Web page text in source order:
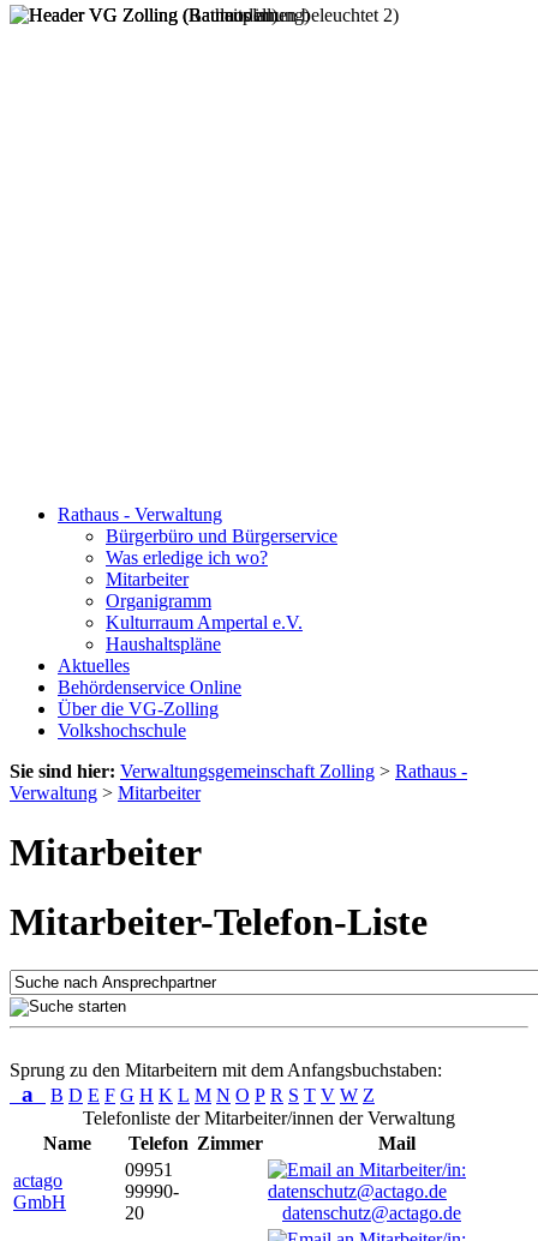
Rathaus - Verwaltung
Bürgerbüro und Bürgerservice
Was erledige ich wo?
Mitarbeiter
Organigramm
Kulturraum Ampertal e.V.
Haushaltspläne
Aktuelles
Behördenservice Online
Über die VG-Zolling
Volkshochschule
Sie sind hier: Verwaltungsgemeinschaft Zolling > Rathaus -
Verwaltung > Mitarbeiter
Mitarbeiter
Mitarbeiter-Telefon-Liste
Sprung zu den Mitarbeitern mit dem Anfangsbuchstaben:
a B D E F G H K L M N O P R S T V W Z
Telefonliste der Mitarbeiter/innen der Verwaltung
Name
Telefon Zimmer
Mail
actago
GmbH
09951
99990-
20
datenschutz@actago.de